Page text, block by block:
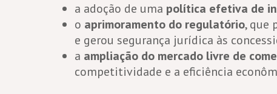
a adoção de uma política efetiva de
o aprimoramento do regulatório, que
e gerou segurança jurídica às
a ampliação do mercado livre de
competitividade e a eficiência